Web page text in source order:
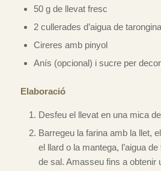
50 g de llevat fresc
2 cullerades d’aigua de tarongina
Cireres amb pinyol
Anís (opcional) i sucre per
Elaboració
Desfeu el llevat en una mica
Barregeu la farina amb la llet,
el llard o la mantega, l’aigua
de sal. Amasseu fins a obtenir